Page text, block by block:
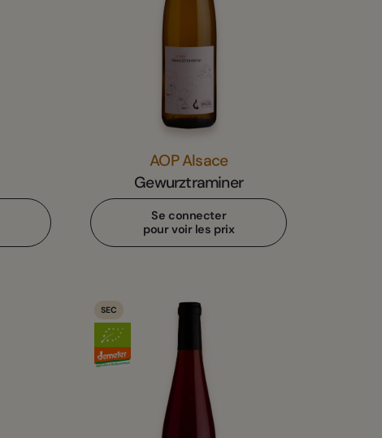
AOP Alsace
Gewurztraminer
Se connecter
pour voir les prix
SEC